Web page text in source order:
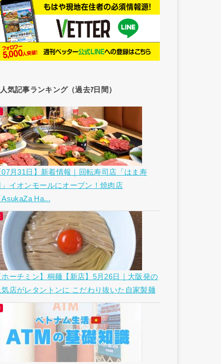
人気記事ランキング（過去7日間）
07月31日】新着情報｜回転寿司店「はま寿
」イオンモールにオープン！焼肉店
AsukaZa Ha...
ホーチミン】桐麺【新店】5月26日｜大阪発の
気店がレタントンに こだわり抜いた自家製麺